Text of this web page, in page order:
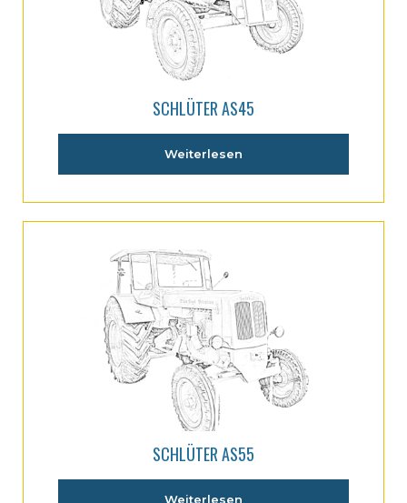
SCHLÜTER AS45
Weiterlesen
SCHLÜTER AS55
Weiterlesen